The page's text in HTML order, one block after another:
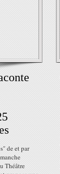
de et par
Théâtre